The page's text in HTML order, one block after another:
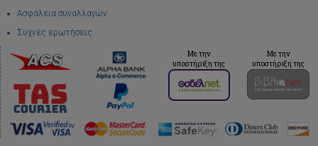
Ασφάλεια συναλλαγών
Συχνές ερωτήσεις
Με την
υποστήριξη της
Με την
υποστήριξη της